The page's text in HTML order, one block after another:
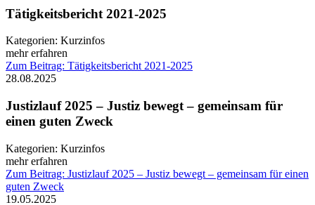
Tätigkeitsbericht 2021-2025
Kategorien: Kurzinfos
mehr erfahren
Zum Beitrag: Tätigkeitsbericht 2021-2025
28.08.2025
Justizlauf 2025 – Justiz bewegt – gemeinsam für
einen guten Zweck
Kategorien: Kurzinfos
mehr erfahren
Zum Beitrag: Justizlauf 2025 – Justiz bewegt – gemeinsam für einen
guten Zweck
19.05.2025